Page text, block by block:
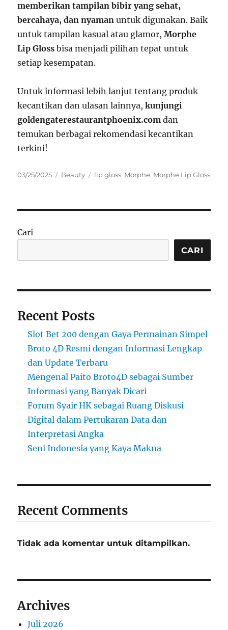
memberikan tampilan bibir yang sehat,
bercahaya, dan nyaman untuk digunakan. Baik
untuk tampilan kasual atau glamor,Morphe
Lip Gloss bisa menjadi pilihan tepat untuk
setiap kesempatan.
Untuk informasi lebih lanjut tentang produk
kecantikan dan ulasan lainnya,kunjungi
goldengaterestaurantphoenix.com dan
temukan berbagai rekomendasi kecantikan
terkini!
Posted
03/25/2025 Categories
Beauty Tags
lip gloss, Morphe, Morphe Lip Gloss
Cari
CARI
Recent Posts
Slot Bet 200 dengan Gaya Permainan Simpel
Broto 4D Resmi dengan Informasi Lengkap
dan Update Terbaru
Mengenal Paito Broto4D sebagai Sumber
Informasi yang Banyak Dicari
Forum Syair HK sebagai Ruang Diskusi
Digital dalam Pertukaran Data dan
Interpretasi Angka
Seni Indonesia yang Kaya Makna
Recent Comments
Tidak ada komentar untuk ditampilkan.
Archives
Juli 2026